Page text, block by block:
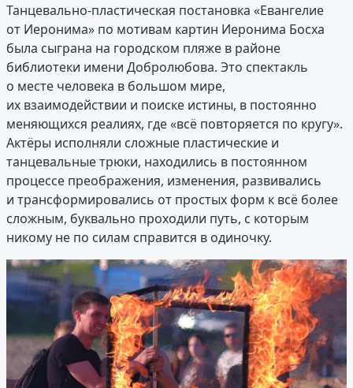
Танцевально-пластическая постановка «Евангелие
от Иеронима» по мотивам картин Иеронима Босха
была сыграна на городском пляже в районе
библиотеки имени Добролюбова. Это спектакль
о месте человека в большом мире,
их взаимодействии и поиске истины, в постоянно
меняющихся реалиях, где «всё повторяется по кругу».
Актёры исполняли сложные пластические и
танцевальные трюки, находились в постоянном
процессе преображения, изменения, развивались
и трансформировались от простых форм к всё более
сложным, буквально проходили путь, с которым
никому не по силам справится в одиночку.